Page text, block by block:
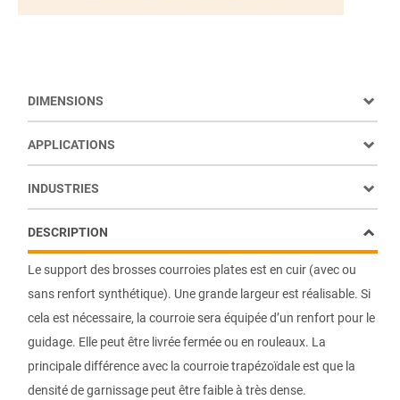
Le support des brosses courroies plates est en cuir (avec ou
sans renfort synthétique). Une grande largeur est réalisable. Si
cela est nécessaire, la courroie sera équipée d’un renfort pour le
guidage. Elle peut être livrée fermée ou en rouleaux. La
principale différence avec la courroie trapézoïdale est que la
densité de garnissage peut être faible à très dense.
DESCRIPTION
DIMENSIONS
APPLICATIONS
INDUSTRIES